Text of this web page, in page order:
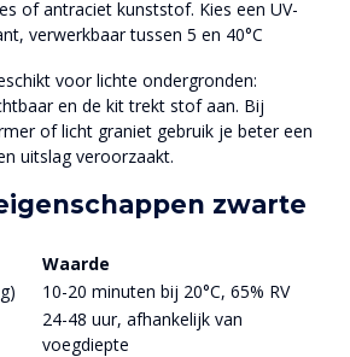
of antraciet kunststof. Kies een UV-
verwerkbaar tussen 5 en 40°C
voor lichte ondergronden:
en de kit trekt stof aan. Bij
of licht graniet gebruik je beter een
uitslag veroorzaakt.
zwarte
Waarde
10-20 minuten bij 20°C, 65% RV
24-48 uur, afhankelijk van
voegdiepte